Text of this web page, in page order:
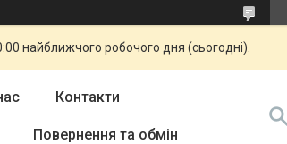
найближчого робочого дня (сьогодні).
Контакти
Повернення та обмін